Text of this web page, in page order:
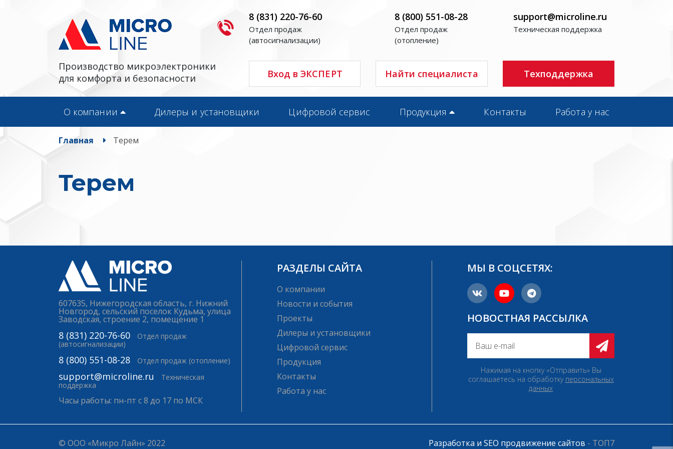
Производство микроэлектроники
для комфорта и безопасности
8 (831) 220-76-60
Отдел продаж
(автосигнализации)
8 (800) 551-08-28
Отдел продаж
(отопление)
support@microline.ru
Техническая поддержка
Вход в ЭКСПЕРТ Найти специалиста Техподдержка
О компании Дилеры и установщики Цифровой сервис Продукция Контакты Работа у нас
Главная Терем
Терем
607635, Нижегородская область, г. Нижний
Новгород, сельский поселок Кудьма, улица
Заводская, строение 2, помещение 1
8 (831) 220-76-60
Отдел продаж
(автосигнализации)
8 (800) 551-08-28 Отдел продаж (отопление)
support@microline.ru
Техническая
поддержка
Часы работы: пн-пт с 8 до 17 по МСК
РАЗДЕЛЫ САЙТА
О компании
Новости и события
Проекты
Дилеры и установщики
Цифровой сервис
Продукция
Контакты
Работа у нас
МЫ В СОЦСЕТЯХ:
НОВОСТНАЯ РАССЫЛКА
Нажимая на кнопку «Отправить» Вы
соглашаетесь на обработку персональных
данных
© ООО «Микро Лайн» 2022 Разработка и SEO продвижение сайтов - ТОП7